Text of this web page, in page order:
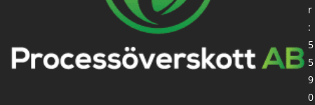
r
:
5
5
9
0